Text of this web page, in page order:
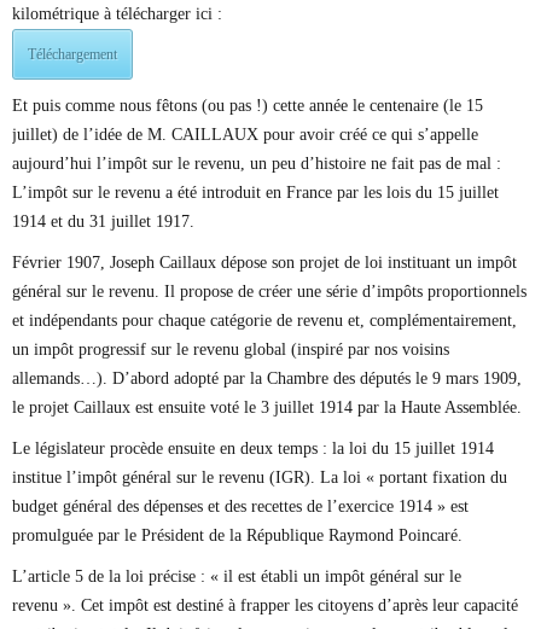
kilométrique à télécharger ici :
Téléchargement
Et puis comme nous fêtons (ou pas !) cette année le centenaire (le 15
juillet) de l’idée de M. CAILLAUX pour avoir créé ce qui s’appelle
aujourd’hui l’impôt sur le revenu, un peu d’histoire ne fait pas de mal :
L’impôt sur le revenu a été introduit en France par les lois du 15 juillet
1914 et du 31 juillet 1917.
Février 1907, Joseph Caillaux dépose son projet de loi instituant un impôt
général sur le revenu. Il propose de créer une série d’impôts proportionnels
et indépendants pour chaque catégorie de revenu et, complémentairement,
un impôt progressif sur le revenu global (inspiré par nos voisins
allemands…). D’abord adopté par la Chambre des députés le 9 mars 1909,
le projet Caillaux est ensuite voté le 3 juillet 1914 par la Haute Assemblée.
Le législateur procède ensuite en deux temps : la loi du 15 juillet 1914
institue l’impôt général sur le revenu (IGR). La loi « portant fixation du
budget général des dépenses et des recettes de l’exercice 1914 » est
promulguée par le Président de la République Raymond Poincaré.
L’article 5 de la loi précise : « il est établi un impôt général sur le
revenu ». Cet impôt est destiné à frapper les citoyens d’après leur capacité